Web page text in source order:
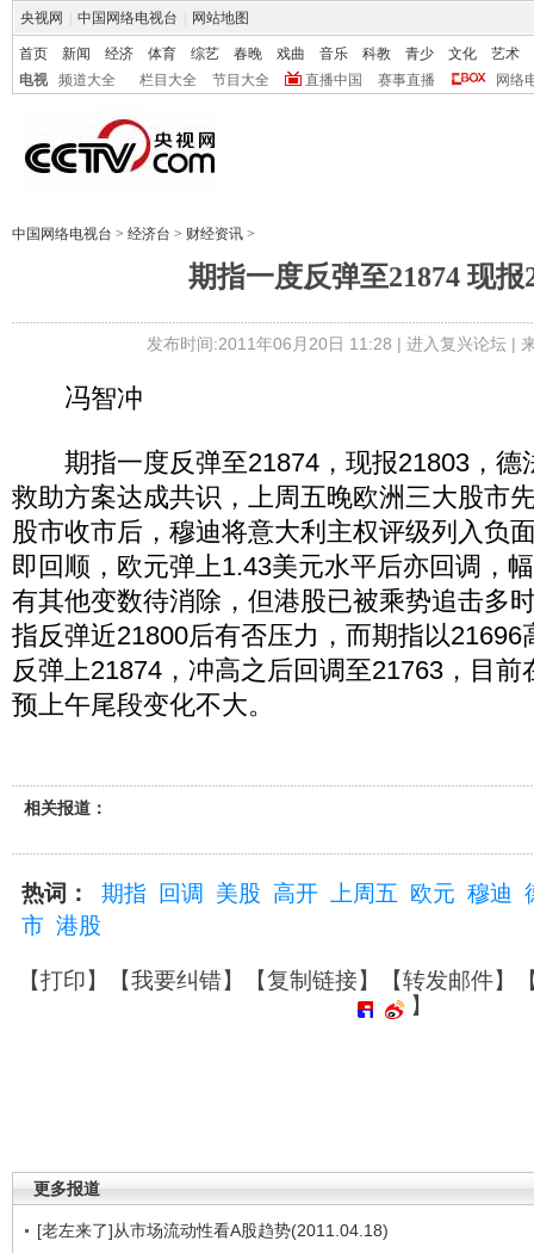
央视网 中国网络电视台 网站地图
首页 新闻 经济 体育 综艺 春晚 戏曲 音乐 科教 青少 文化
艺术
电视
频道大全 栏目大全 节目大全 直播中国 赛事直播 网络
中国网络电视台 > 经济台 > 财经资讯 >
期指一度反弹至21874 现报
发布时间:2011年06月20日 11:28 | 进入复兴论坛|
冯智冲
期指一度反弹至21874，现报21803，德
救助方案达成共识，上周五晚欧洲三大股市
股市收市后，穆迪将意大利主权评级列入负
即回顺，欧元弹上1.43美元水平后亦回调，
有其他变数待消除，但港股已被乘势追击多
指反弹近21800后有否压力，而期指以21696
反弹上21874，冲高之后回调至21763，目前
预上午尾段变化不大。
相关报道：
热词： 期指 回调 美股 高开 上周五 欧元 穆迪
市 港股
【打印】【我要纠错】【复制链接】【转发邮件】
】
更多报道
[老左来了]从市场流动性看A股趋势(2011.04.18)